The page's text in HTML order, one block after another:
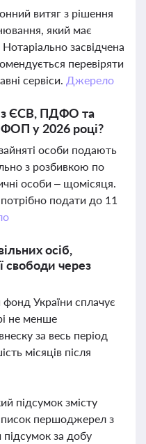
витяг з рішення
який має
засвідчена
перевіряти
сервіси. Джерело
з ЄСВ, ПДФО та
ФОП у 2026 році?
особи подають
з розбивкою по
особи – щомісяця.
подати до 11
осіб,
свободи через
України сплачує
не менше
за весь період
місяців після
підсумок змісту
першоджерел з
за добу